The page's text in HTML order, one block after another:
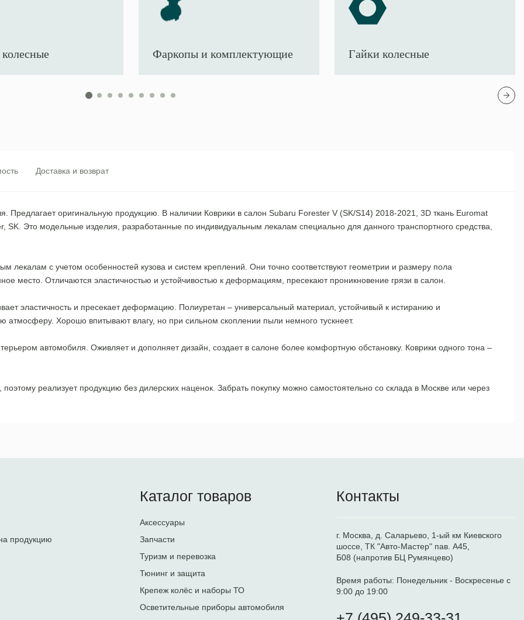
Фаркопы и комплектующие Гайки колесные
Доставка и возврат
Предлагает оригинальную продукцию. В наличии Коврики в салон Subaru Forester V (SK/S14) 2018-2021, 3D ткань Euromat
Это модельные изделия, разработанные по индивидуальным лекалам специально для данного транспортного средства,
с учетом особенностей кузова и систем креплений. Они точно соответствуют геометрии и размеру пола
место. Отличаются эластичностью и устойчивостью к деформациям, пресекают проникновение грязи в салон.
эластичность и пресекает деформацию. Полиуретан – универсальный материал, устойчивый к истиранию и
атмосферу. Хорошо впитывают влагу, но при сильном скоплении пыли немного тускнеет.
автомобиля. Оживляет и дополняет дизайн, создает в салоне более комфортную обстановку. Коврики одного тона –
реализует продукцию без дилерских наценок. Забрать покупку можно самостоятельно со склада в Москве или через
продукцию
Каталог товаров
Аксессуары
Запчасти
Туризм и перевозка
Тюнинг и защита
Крепеж колёс и наборы ТО
Осветительные приборы автомобиля
Контакты
г. Москва, д. Саларьево, 1-ый км Киевского
шоссе, ТК "Авто-Мастер" пав. А45,
Б08 (напротив БЦ Румянцево)
Время работы: Понедельник - Воскресенье с
9:00 до 19:00